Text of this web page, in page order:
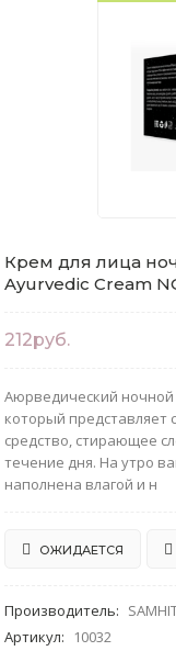
Крем для лица
Ayurvedic Cream
212руб.
Аюрведический ночной
который
средство, стирающее
течение дня. На утро
наполнена влагой и н
ОЖИДАЕТСЯ
Производитель:
Артикул:
10032